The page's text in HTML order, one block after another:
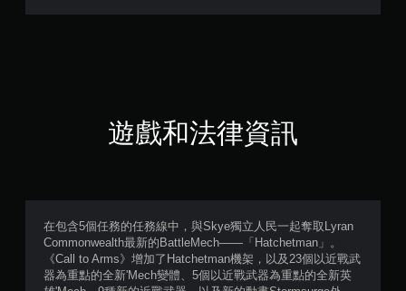
7
分
5
遊戲和法律資訊
在包含5個任務的任務線中，與Skye獨立人民一起奪取Lyran
Commonwealth最新的BattleMech——「Hatchetman」。
《Call to Arms》增加了Hatchetman機架，以及23個以近戰武
器為重點的全新'Mech變體、5個以近戰武器為重點的全新英